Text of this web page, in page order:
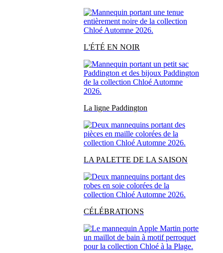
L'ÉTÉ EN NOIR
La ligne Paddington
LA PALETTE DE LA SAISON
CÉLÉBRATIONS